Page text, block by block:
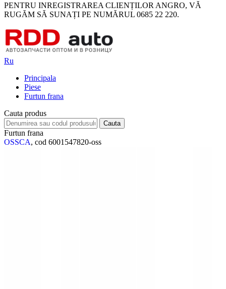
PENTRU INREGISTRAREA CLIENȚILOR ANGRO, VĂ
RUGĂM SĂ SUNAȚI PE NUMĂRUL 0685 22 220.
Ru
Principala
Piese
Furtun frana
Cauta produs
Furtun frana
OSSCA, cod 6001547820-oss